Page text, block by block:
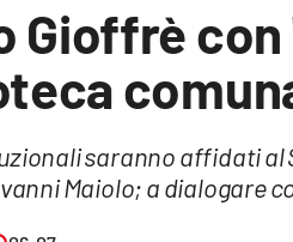
Gioffrè
saranno affidati al
Maiolo; a dialogare